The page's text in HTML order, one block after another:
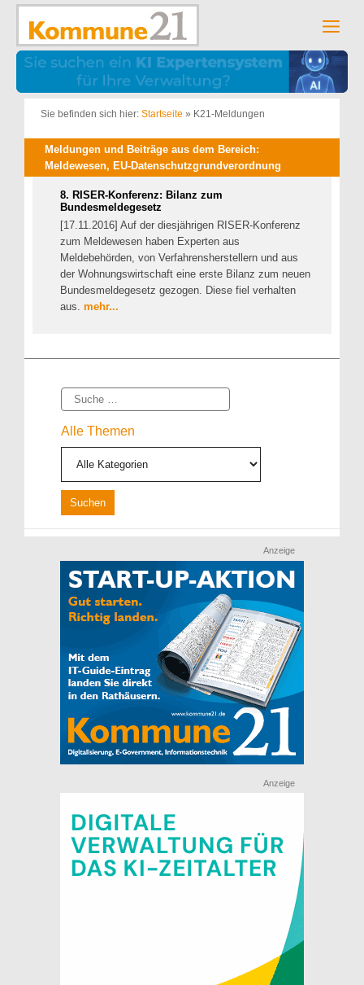
Zum
springen
Sie befinden sich hier: Startseite » K21-Meldungen
Meldungen und Beiträge aus dem Bereich:
Meldewesen, EU-Datenschutzgrundverordnung
8. RISER-Konferenz: Bilanz zum
Bundesmeldegesetz
[17.11.2016] Auf der diesjährigen RISER-Konferenz
zum Meldewesen haben Experten aus
Meldebehörden, von Verfahrensherstellern und aus
der Wohnungswirtschaft eine erste Bilanz zum neuen
Bundesmeldegesetz gezogen. Diese fiel verhalten
aus. mehr...
Suche
Alle Themen
Anzeige
Anzeige